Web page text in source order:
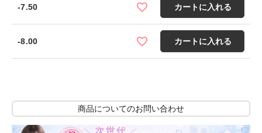
-7.50 カートに入れる
-8.00 カートに入れる
商品についてのお問い合わせ